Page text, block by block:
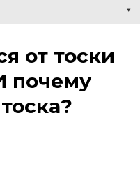
от тоски
почему